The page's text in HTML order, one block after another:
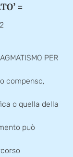
=
PER
compenso,
o quella della
può